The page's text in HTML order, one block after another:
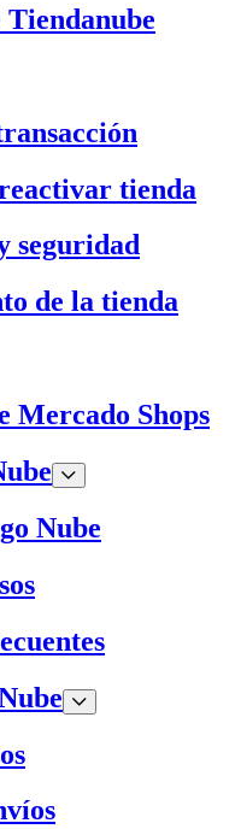
tienda
seguridad
de la tienda
Mercado Shops
Nube